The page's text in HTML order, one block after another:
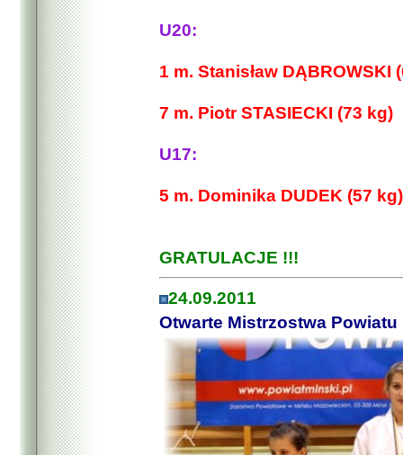
U20:
1 m. Stanisław DĄBROWSKI
7 m. Piotr STASIECKI (73 kg)
U17:
5 m. Dominika DUDEK (57 kg)
GRATULACJE !!!
24.09.2011
Otwarte Mistrzostwa